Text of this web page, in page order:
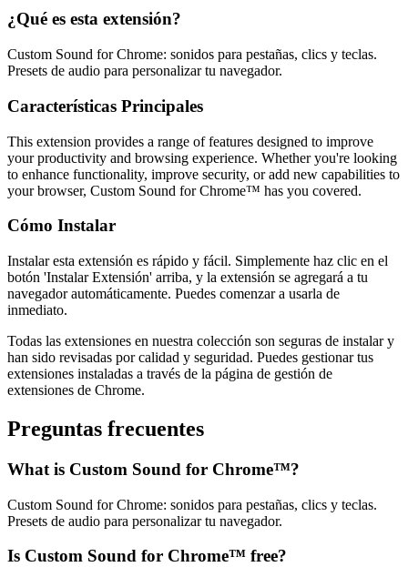
¿Qué es esta extensión?
Custom Sound for Chrome: sonidos para pestañas, clics y teclas.
Presets de audio para personalizar tu navegador.
Características Principales
This extension provides a range of features designed to improve
your productivity and browsing experience. Whether you're looking
to enhance functionality, improve security, or add new capabilities to
your browser, Custom Sound for Chrome™ has you covered.
Cómo Instalar
Instalar esta extensión es rápido y fácil. Simplemente haz clic en el
botón 'Instalar Extensión' arriba, y la extensión se agregará a tu
navegador automáticamente. Puedes comenzar a usarla de
inmediato.
Todas las extensiones en nuestra colección son seguras de instalar y
han sido revisadas por calidad y seguridad. Puedes gestionar tus
extensiones instaladas a través de la página de gestión de
extensiones de Chrome.
Preguntas frecuentes
What is Custom Sound for Chrome™?
Custom Sound for Chrome: sonidos para pestañas, clics y teclas.
Presets de audio para personalizar tu navegador.
Is Custom Sound for Chrome™ free?